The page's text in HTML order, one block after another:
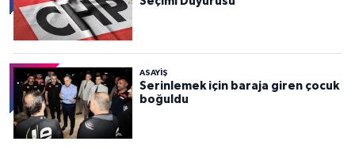
ASAYİŞ
Serinlemek için baraja giren çocuk
boğuldu